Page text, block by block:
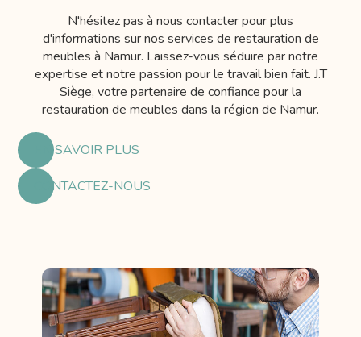
N'hésitez pas à nous contacter pour plus
d'informations sur nos services de restauration de
meubles à Namur. Laissez-vous séduire par notre
expertise et notre passion pour le travail bien fait. J.T
Siège, votre partenaire de confiance pour la
restauration de meubles dans la région de Namur.
EN SAVOIR PLUS
CONTACTEZ-NOUS